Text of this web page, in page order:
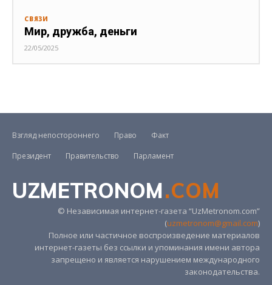
СВЯЗИ
Мир, дружба, деньги
22/05/2025
Взгляд непостороннего Право
Факт
Президент
Правительство Парламент
UZMETRONOM.COM
© Независимая интернет-газета “UzMetronom.com”
(uzmetronom@gmail.com)
Полное или частичное воспроизведение материалов
интернет-газеты без ссылки и упоминания имени автора
запрещено и является нарушением международного
законодательства.